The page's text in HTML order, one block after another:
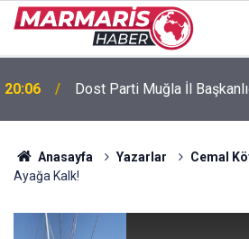
Dost Parti Muğla İl
16:51
Bursaspor’da 2026-2027
açıklandı
Anasayfa Yazarlar Cemal
Ayağa Kalk!